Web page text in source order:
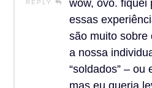
REPLY
wow, ovo. fiquei
essas
são muito sobre
a nossa
“soldados” – ou